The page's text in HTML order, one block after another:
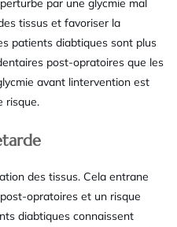
tissus et favoriser la
patients diabtiques sont plus
post-opratoires que les
avant lintervention est
risque.
des tissus. Cela entrane
opratoires et un risque
diabtiques connaissent